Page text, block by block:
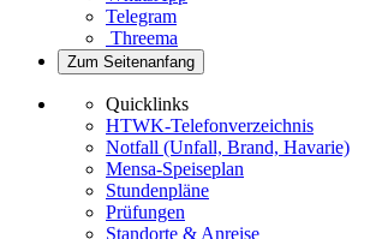
Telegram
Threema
Zum Seitenanfang
Quicklinks
HTWK-Telefonverzeichnis
Notfall (Unfall, Brand, Havarie)
Mensa-Speiseplan
Stundenpläne
Prüfungen
Standorte & Anreise